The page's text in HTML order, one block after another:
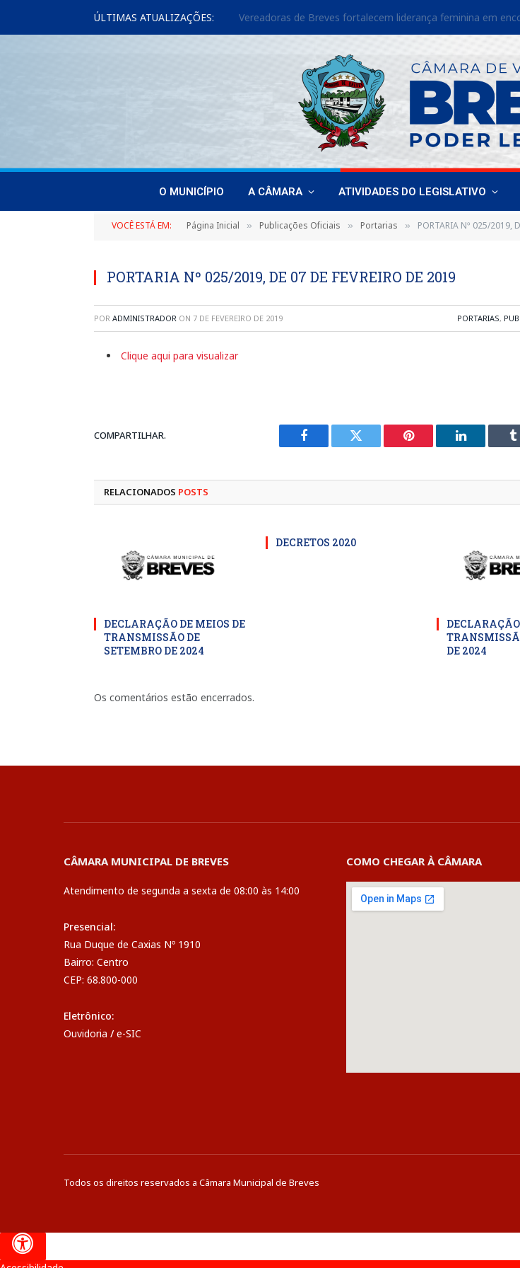
ÚLTIMAS ATUALIZAÇÕES:
O MUNICÍPIO A CÂMARA ATIVIDADES DO LEGISLATIVO
VOCÊ ESTÁ EM: Página Inicial » Publicações Oficiais » Portarias » PORTARIA Nº 025/2019,
PORTARIA Nº 025/2019, DE 07 DE FEVREIRO DE 2019
POR ADMINISTRADOR ON 7 DE FEVEREIRO DE 2019 PORTARIAS,
Clique aqui para visualizar
COMPARTILHAR.
Facebook Twitter Pinterest LinkedIn
RELACIONADOS POSTS
DECLARAÇÃO DE MEIOS DE
TRANSMISSÃO DE
SETEMBRO DE 2024
DECRETOS 2020
DE 2024
Os comentários estão encerrados.
CÂMARA MUNICIPAL DE BREVES
Atendimento de segunda a sexta de 08:00 às 14:00
Presencial:
Rua Duque de Caxias Nº 1910
Bairro: Centro
CEP: 68.800-000
Eletrônico:
Ouvidoria / e-SIC
COMO CHEGAR À CÂMARA
Todos os direitos reservados a Câmara Municipal de Breves